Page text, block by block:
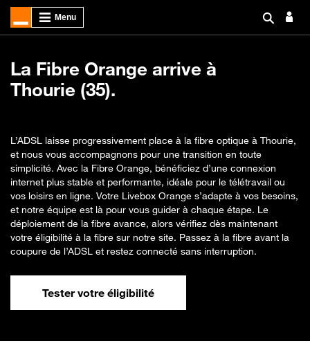
La Fibre Orange arrive à
Thourie (35).
L’ADSL laisse progressivement place à la fibre optique à Thourie,
et nous vous accompagnons pour une transition en toute
simplicité. Avec la Fibre Orange, bénéficiez d’une connexion
internet plus stable et performante, idéale pour le télétravail ou
vos loisirs en ligne. Votre Livebox Orange s’adapte à vos besoins,
et notre équipe est là pour vous guider à chaque étape. Le
déploiement de la fibre avance, alors vérifiez dès maintenant
votre éligibilité à la fibre sur notre site. Passez à la fibre avant la
coupure de l’ADSL et restez connecté sans interruption.
Tester votre éligibilité